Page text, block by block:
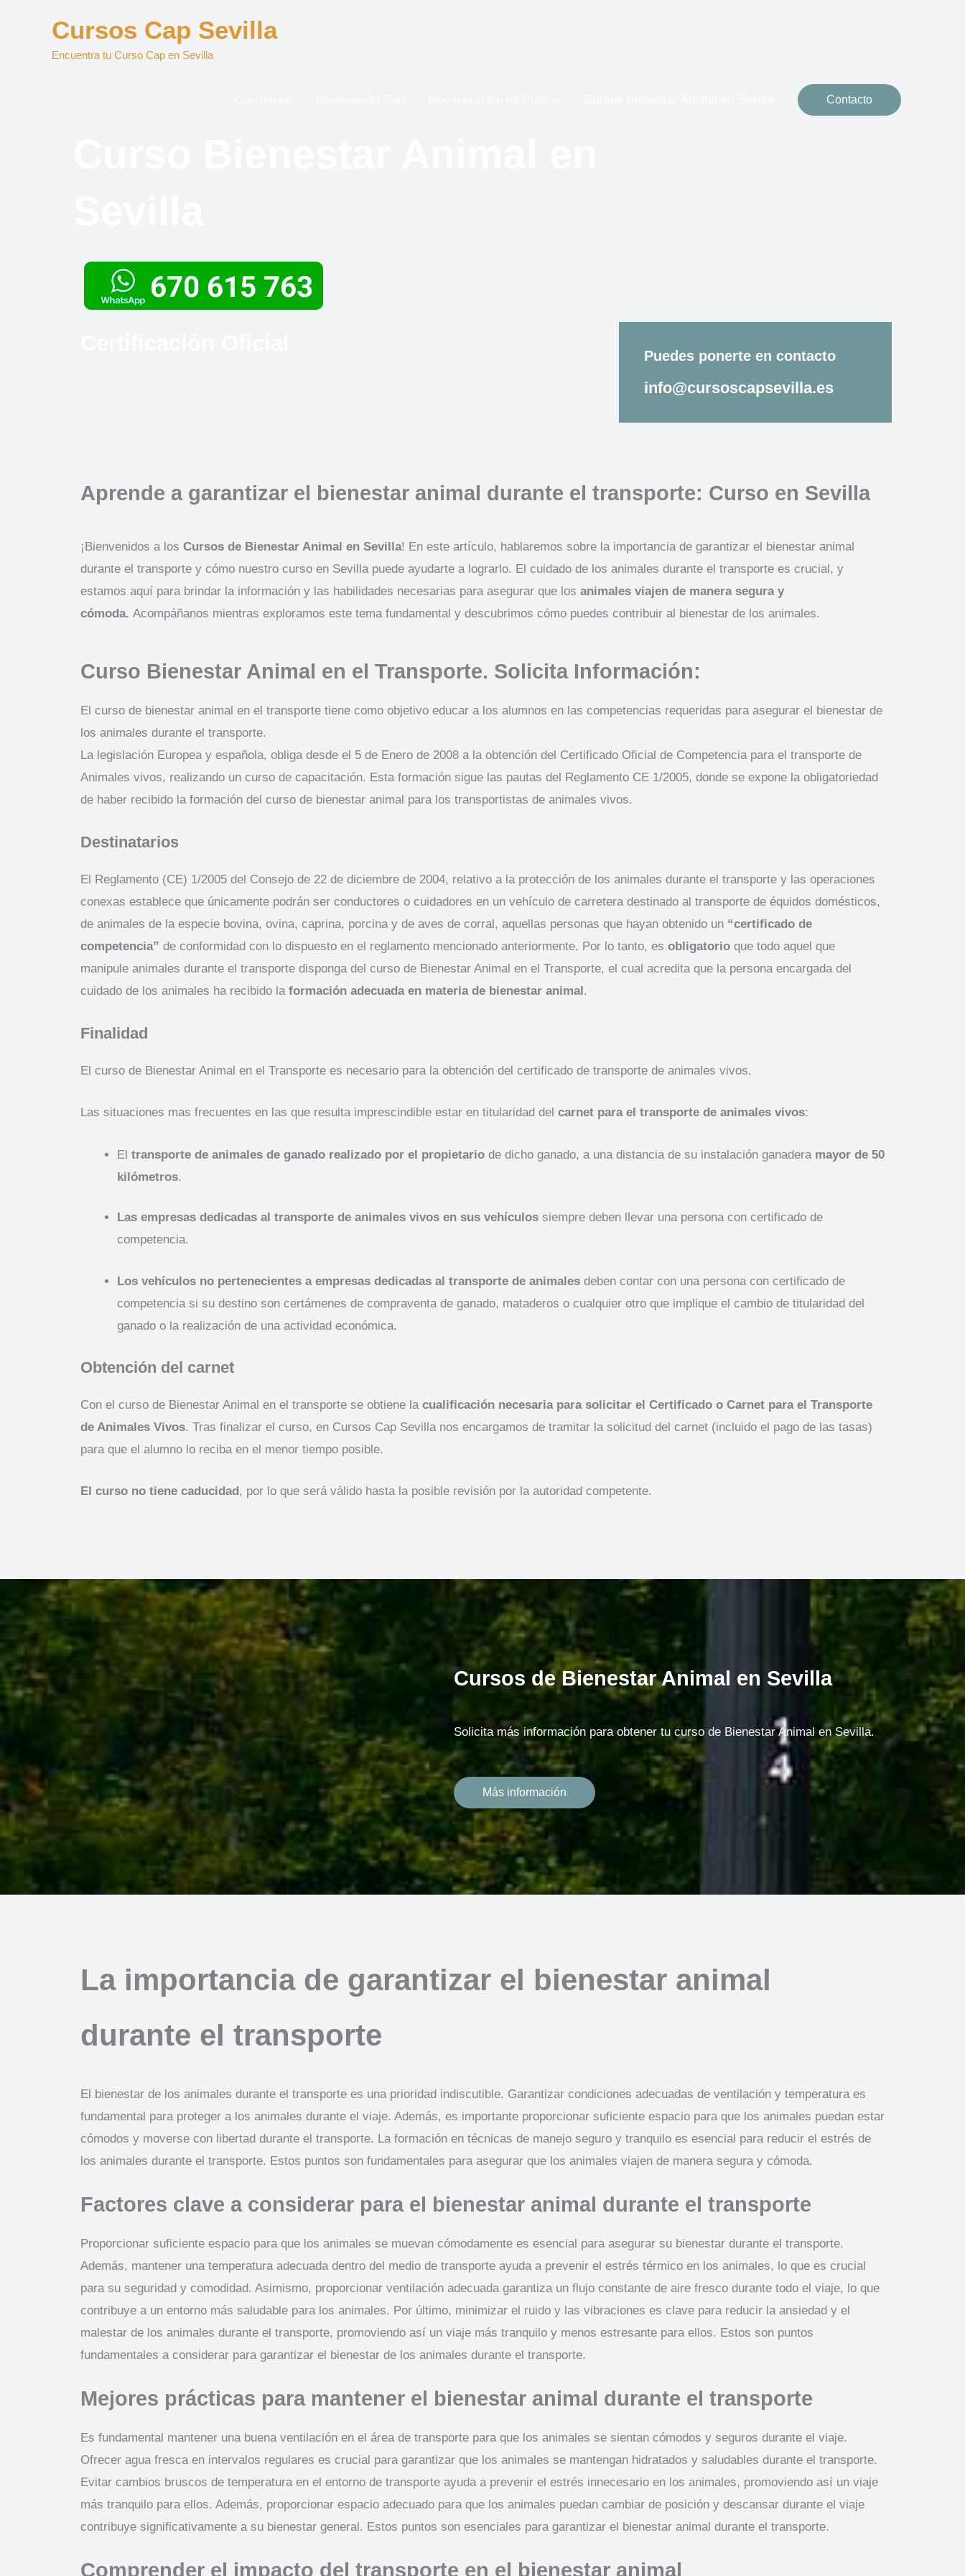
Cursos Cap Sevilla
Encuentra tu Curso Cap en Sevilla
Contacto
Puedes ponerte en contacto​
info@cursoscapsevilla.es
Aprende a garantizar el bienestar animal durante el transporte: Curso en Sevilla
¡Bienvenidos a los Cursos de Bienestar Animal en Sevilla! En este artículo, hablaremos sobre la importancia de garantizar el bienestar animal
durante el transporte y cómo nuestro curso en Sevilla puede ayudarte a lograrlo. El cuidado de los animales durante el transporte es crucial, y
estamos aquí para brindar la información y las habilidades necesarias para asegurar que los animales viajen de manera segura y
cómoda. Acompáñanos mientras exploramos este tema fundamental y descubrimos cómo puedes contribuir al bienestar de los animales.
Curso Bienestar Animal en el Transporte. Solicita Información:
El curso de bienestar animal en el transporte tiene como objetivo educar a los alumnos en las competencias requeridas para asegurar el bienestar de
los animales durante el transporte.
La legislación Europea y española, obliga desde el 5 de Enero de 2008 a la obtención del Certificado Oficial de Competencia para el transporte de
Animales vivos, realizando un curso de capacitación. Esta formación sigue las pautas del Reglamento CE 1/2005, donde se expone la obligatoriedad
de haber recibido la formación del curso de bienestar animal para los transportistas de animales vivos.
Destinatarios
El Reglamento (CE) 1/2005 del Consejo de 22 de diciembre de 2004, relativo a la protección de los animales durante el transporte y las operaciones
conexas establece que únicamente podrán ser conductores o cuidadores en un vehículo de carretera destinado al transporte de équidos domésticos,
de animales de la especie bovina, ovina, caprina, porcina y de aves de corral, aquellas personas que hayan obtenido un “certificado de
competencia” de conformidad con lo dispuesto en el reglamento mencionado anteriormente. Por lo tanto, es obligatorio que todo aquel que
manipule animales durante el transporte disponga del curso de Bienestar Animal en el Transporte, el cual acredita que la persona encargada del
cuidado de los animales ha recibido la formación adecuada en materia de bienestar animal.
Finalidad
El curso de Bienestar Animal en el Transporte es necesario para la obtención del certificado de transporte de animales vivos.
Las situaciones mas frecuentes en las que resulta imprescindible estar en titularidad del carnet para el transporte de animales vivos:
El transporte de animales de ganado realizado por el propietario de dicho ganado, a una distancia de su instalación ganadera mayor de 50
kilómetros.
Las empresas dedicadas al transporte de animales vivos en sus vehículos siempre deben llevar una persona con certificado de
competencia.
Los vehículos no pertenecientes a empresas dedicadas al transporte de animales deben contar con una persona con certificado de
competencia si su destino son certámenes de compraventa de ganado, mataderos o cualquier otro que implique el cambio de titularidad del
ganado o la realización de una actividad económica.
Obtención del carnet
Con el curso de Bienestar Animal en el transporte se obtiene la cualificación necesaria para solicitar el Certificado o Carnet para el Transporte
de Animales Vivos. Tras finalizar el curso, en Cursos Cap Sevilla nos encargamos de tramitar la solicitud del carnet (incluido el pago de las tasas)
para que el alumno lo reciba en el menor tiempo posible.
El curso no tiene caducidad, por lo que será válido hasta la posible revisión por la autoridad competente.
Cursos de Bienestar Animal en Sevilla
Solicita más información para obtener tu curso de Bienestar Animal en Sevilla.
Más información
La importancia de garantizar el bienestar animal
durante el transporte
El bienestar de los animales durante el transporte es una prioridad indiscutible. Garantizar condiciones adecuadas de ventilación y temperatura es
fundamental para proteger a los animales durante el viaje. Además, es importante proporcionar suficiente espacio para que los animales puedan estar
cómodos y moverse con libertad durante el transporte. La formación en técnicas de manejo seguro y tranquilo es esencial para reducir el estrés de
los animales durante el transporte. Estos puntos son fundamentales para asegurar que los animales viajen de manera segura y cómoda.
Factores clave a considerar para el bienestar animal durante el transporte
Proporcionar suficiente espacio para que los animales se muevan cómodamente es esencial para asegurar su bienestar durante el transporte.
Además, mantener una temperatura adecuada dentro del medio de transporte ayuda a prevenir el estrés térmico en los animales, lo que es crucial
para su seguridad y comodidad. Asimismo, proporcionar ventilación adecuada garantiza un flujo constante de aire fresco durante todo el viaje, lo que
contribuye a un entorno más saludable para los animales. Por último, minimizar el ruido y las vibraciones es clave para reducir la ansiedad y el
malestar de los animales durante el transporte, promoviendo así un viaje más tranquilo y menos estresante para ellos. Estos son puntos
fundamentales a considerar para garantizar el bienestar de los animales durante el transporte.
Mejores prácticas para mantener el bienestar animal durante el transporte
Es fundamental mantener una buena ventilación en el área de transporte para que los animales se sientan cómodos y seguros durante el viaje.
Ofrecer agua fresca en intervalos regulares es crucial para garantizar que los animales se mantengan hidratados y saludables durante el transporte.
Evitar cambios bruscos de temperatura en el entorno de transporte ayuda a prevenir el estrés innecesario en los animales, promoviendo así un viaje
más tranquilo para ellos. Además, proporcionar espacio adecuado para que los animales puedan cambiar de posición y descansar durante el viaje
contribuye significativamente a su bienestar general. Estos puntos son esenciales para garantizar el bienestar animal durante el transporte.
Comprender el impacto del transporte en el bienestar animal